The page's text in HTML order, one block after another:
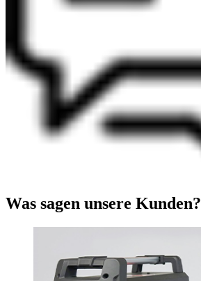
Was sagen unsere Kunden?